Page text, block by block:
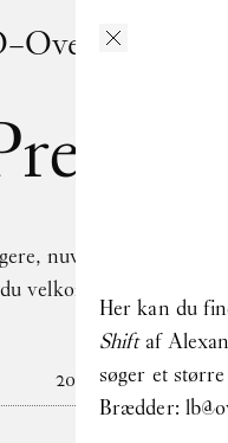
nuværende og
velkommen til at
2026
Her kan du
Shiftaf
søger et
Brædder: